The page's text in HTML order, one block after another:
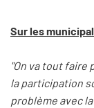
Sur les
"On va tout faire
la participation
problème avec